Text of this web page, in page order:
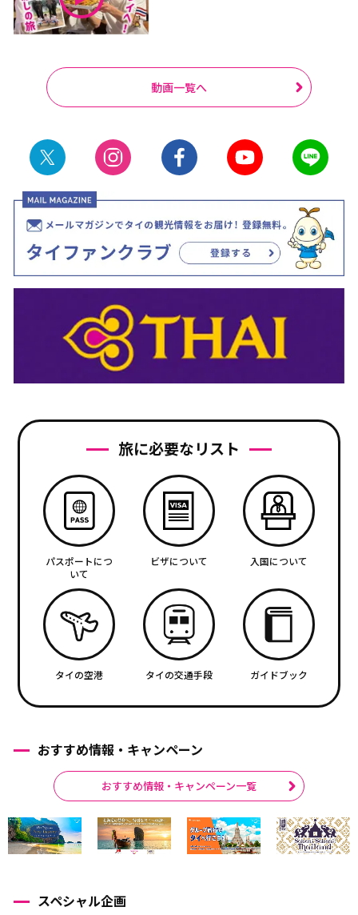
動画一覧へ
旅に必要なリスト
パスポートにつ
いて
ビザについて 入国について
タイの空港 タイの交通手段 ガイドブック
おすすめ情報・キャンペーン
おすすめ情報・キャンペーン一覧
スペシャル企画